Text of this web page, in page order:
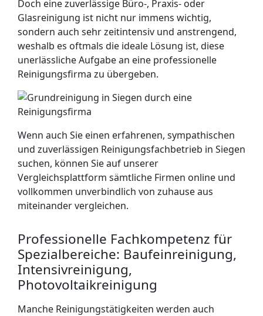
Doch eine zuverlässige Büro-, Praxis- oder
Glasreinigung ist nicht nur immens wichtig,
sondern auch sehr zeitintensiv und anstrengend,
weshalb es oftmals die ideale Lösung ist, diese
unerlässliche Aufgabe an eine professionelle
Reinigungsfirma zu übergeben.
Wenn auch Sie einen erfahrenen, sympathischen
und zuverlässigen Reinigungsfachbetrieb in Siegen
suchen, können Sie auf unserer
Vergleichsplattform sämtliche Firmen online und
vollkommen unverbindlich von zuhause aus
miteinander vergleichen.
Professionelle Fachkompetenz für
Spezialbereiche: Baufeinreinigung,
Intensivreinigung,
Photovoltaikreinigung
Manche Reinigungstätigkeiten werden auch